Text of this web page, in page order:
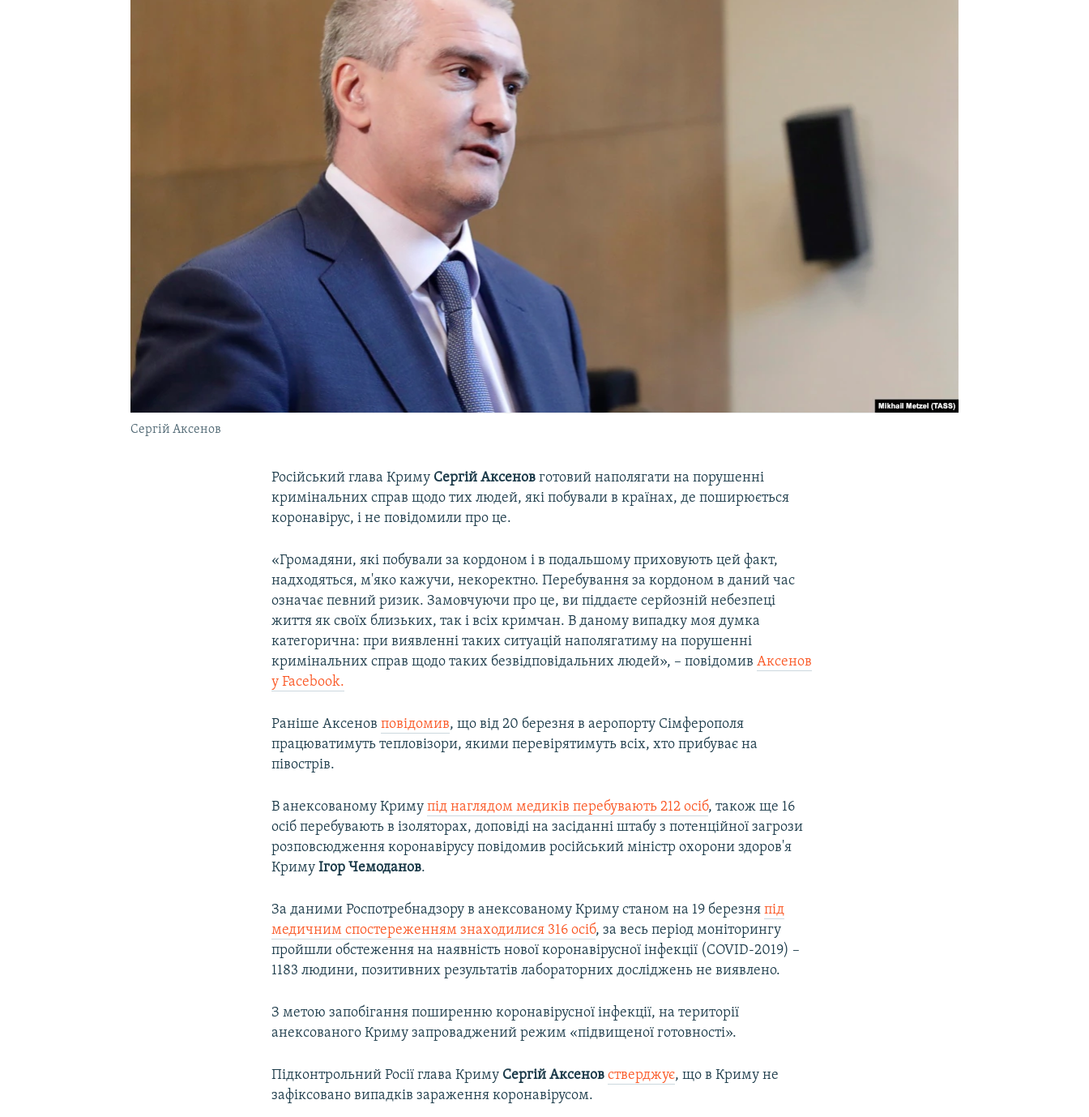
Сергій Аксенов
Російський глава Криму Сергій Аксенов готовий наполягати на порушенні
кримінальних справ щодо тих людей, які побували в країнах, де поширюється
коронавірус, і не повідомили про це.
«Громадяни, які побували за кордоном і в подальшому приховують цей факт,
надходяться, м'яко кажучи, некоректно. Перебування за кордоном в даний час
означає певний ризик. Замовчуючи про це, ви піддаєте серйозній небезпеці
життя як своїх близьких, так і всіх кримчан. В даному випадку моя думка
категорична: при виявленні таких ситуацій наполягатиму на порушенні
кримінальних справ щодо таких безвідповідальних людей», – повідомивАксенов
у Facebook.
Раніше Аксеновповідомив, що від 20 березня в аеропорту Сімферополя
працюватимуть тепловізори, якими перевірятимуть всіх, хто прибуває на
півострів.
В анексованому Кримупід наглядом медиків перебувають 212 осіб, також ще 16
осіб перебувають в ізоляторах, доповіді на засіданні штабу з потенційної загрози
розповсюдження коронавірусу повідомив російський міністр охорони здоров'я
КримуІгор Чемоданов.
За даними Роспотребнадзору в анексованому Криму станом на 19 березняпід
медичним спостереженням знаходилися 316 осіб, за весь період моніторингу
пройшли обстеження на наявність нової коронавірусної інфекції (COVID-2019) –
1183 людини, позитивних результатів лабораторних досліджень не виявлено.
З метою запобігання поширенню коронавірусної інфекції, на території
анексованого Криму запроваджений режим «підвищеної готовності».
Підконтрольний Росії глава Криму Сергій Аксенов стверджує, що в Криму не
зафіксовано випадків зараження коронавірусом.